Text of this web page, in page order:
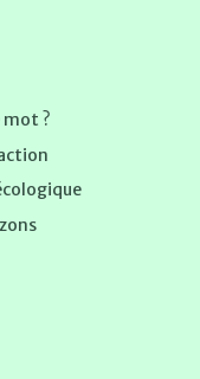
mot ?